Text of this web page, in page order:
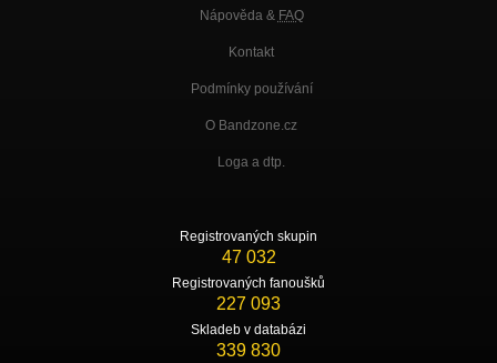
Nápověda & FAQ
Kontakt
Podmínky používání
O Bandzone.cz
Loga a dtp.
Registrovaných skupin
47 032
Registrovaných fanoušků
227 093
Skladeb v databázi
339 830